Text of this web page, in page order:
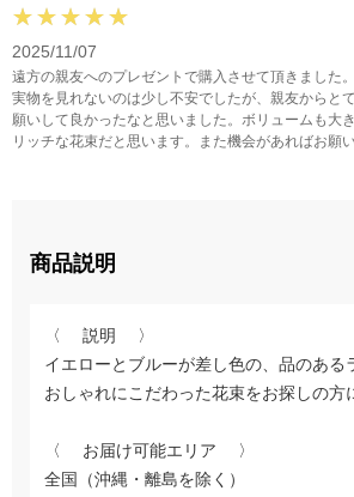
2025/11/07
遠方の親友へのプレゼントで購入させて頂きました。
実物を見れないのは少し不安でしたが、親友からと
願いして良かったなと思いました。ボリュームも大
リッチな花束だと思います。また機会があればお願
商品説明
〈 説明 〉
イエローとブルーが差し色の、品のある
おしゃれにこだわった花束をお探しの方
〈 お届け可能エリア 〉
全国（沖縄・離島を除く）